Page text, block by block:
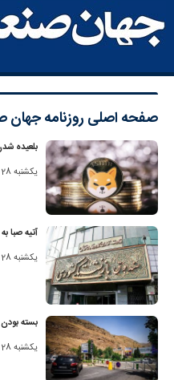
صفحه اصلی روزنامه جهان
بلعیده
یکشنبه 28 اردیبهشت 1404
آتیه صبا
یکشنبه 28 اردیبهشت 1404
بسته
یکشنبه 28 اردیبهشت 1404